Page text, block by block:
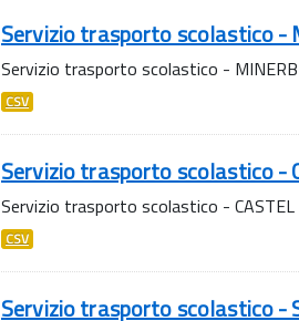
Servizio trasporto scolastico -
Servizio trasporto scolastico -
CSV
Servizio trasporto scolastico -
Servizio trasporto scolastico -
CSV
Servizio trasporto scolastico -